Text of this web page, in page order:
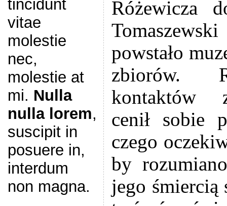
tincidunt
vitae
molestie
nec,
molestie at
mi. Nulla
nulla lorem,
suscipit in
posuere in,
interdum
non magna.
Różewicza
powstało
zbiorów.
kontaktów
cenił sobie
czego
by
jego śmiercią